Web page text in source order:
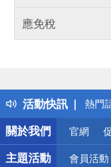
應免稅
活動快訊
得獎
熱門
銀行
偏遠
詐騙
關於我們
官網
主題活動 會員活動